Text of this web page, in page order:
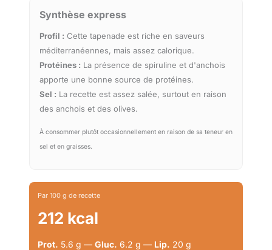
Synthèse express
Profil : Cette tapenade est riche en saveurs
méditerranéennes, mais assez calorique.
Protéines : La présence de spiruline et d'anchois
apporte une bonne source de protéines.
Sel : La recette est assez salée, surtout en raison
des anchois et des olives.
À consommer plutôt occasionnellement en raison de sa teneur en
sel et en graisses.
Par 100 g de recette
212 kcal
Prot. 5.6 g — Gluc. 6.2 g — Lip. 20 g